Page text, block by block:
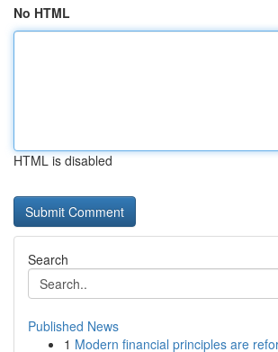
No HTML
HTML is disabled
Search
Published News
1 Modern financial principles are